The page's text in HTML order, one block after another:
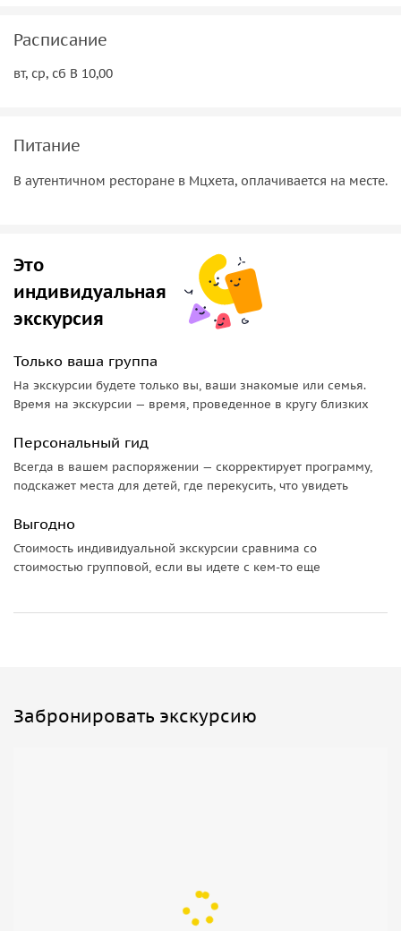
Расписание
вт, ср, сб В 10,00
Питание
В аутентичном ресторане в Мцхета, оплачивается на месте.
Это
индивидуальная
экскурсия
Только ваша группа
На экскурсии будете только вы, ваши знакомые или семья.
Время на экскурсии — время, проведенное в кругу близких
Персональный гид
Всегда в вашем распоряжении — скорректирует программу,
подскажет места для детей, где перекусить, что увидеть
Выгодно
Стоимость индивидуальной экскурсии сравнима со
стоимостью групповой, если вы идете с кем-то еще
Забронировать экскурсию